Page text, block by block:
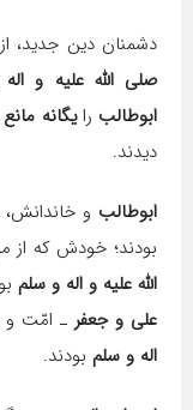
دشمنان دین جدید،
صلی الله علیه و
ابوطالب رایگانه
دیدند.
ابوطالب و
بودند؛ خودش که از
الله علیه و اله و سلم
علی و جعفر ـ امّت و
اله و سلم بودند.